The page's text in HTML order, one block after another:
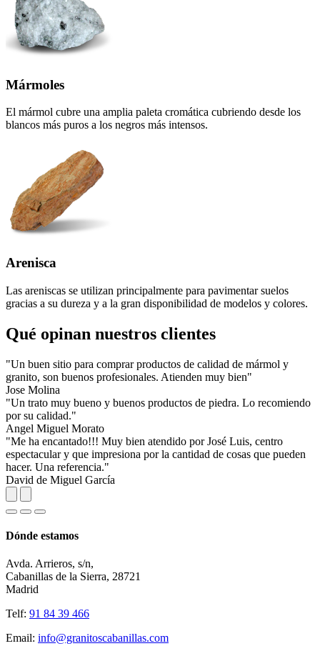
Mármoles
El mármol cubre una amplia paleta cromática cubriendo desde los
blancos más puros a los negros más intensos.
Arenisca
Las areniscas se utilizan principalmente para pavimentar suelos
gracias a su dureza y a la gran disponibilidad de modelos y colores.
Qué opinan nuestros clientes
Dónde estamos
Avda. Arrieros, s/n,
Cabanillas de la Sierra, 28721
Madrid
Telf: 91 84 39 466
Email: info@granitoscabanillas.com